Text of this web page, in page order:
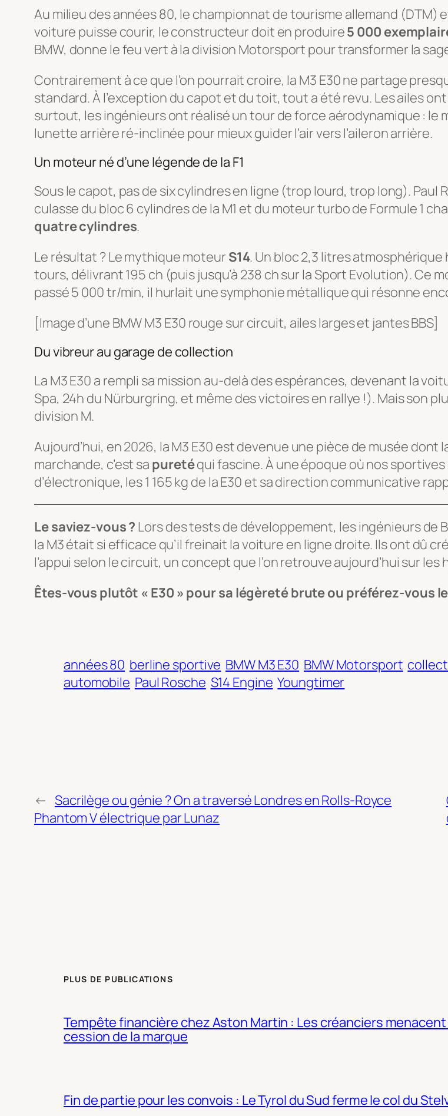
Au milieu des années 80, le championnat de tourisme allemand (DTM)
voiture puisse courir, le constructeur doit en produire5 000
BMW, donne le feu vert à la division Motorsport pour transformer la
Contrairement à ce que l’on pourrait croire, la M3 E30 ne partage
standard. À l’exception du capot et du toit, tout a été revu. Les ailes
surtout, les ingénieurs ont réalisé un tour de force aérodynamique :
lunette arrière ré-inclinée pour mieux guider l’air vers l’aileron arrière.
Un moteur né d’une légende de la F1
Sous le capot, pas de six cylindres en ligne (trop lourd, trop long). Paul
culasse du bloc 6 cylindres de la M1 et du moteur turbo de Formule 1
quatre cylindres.
Le résultat ? Le mythique moteur S14. Un bloc 2,3 litres
tours, délivrant 195 ch (puis jusqu’à 238 ch sur la Sport Evolution). Ce
passé 5 000 tr/min, il hurlait une symphonie métallique qui résonne
[Image d’une BMW M3 E30 rouge sur circuit, ailes larges et jantes BBS]
Du vibreur au garage de collection
La M3 E30 a rempli sa mission au-delà des espérances, devenant la
Spa, 24h du Nürburgring, et même des victoires en rallye !). Mais son
division M.
Aujourd’hui, en 2026, la M3 E30 est devenue une pièce de musée dont
marchande, c’est sa puretéqui fascine. À une époque où nos
d’électronique, les 1 165 kg de la E30 et sa direction communicative
Le saviez-vous ? Lors des tests de développement, les ingénieurs de
la M3 était si efficace qu’il freinait la voiture en ligne droite. Ils ont dû
l’appui selon le circuit, un concept que l’on retrouve aujourd’hui sur les
Êtes-vous plutôt « E30 » pour sa légèreté brute ou préférez-vous
années 80 berline sportive BMW M3 E30 BMW Motorsport
automobile Paul Rosche S14 Engine Youngtimer
← Sacrilège ou génie ? On a traversé Londres en Rolls-Royce
Phantom V électrique par Lunaz
PLUS DE PUBLICATIONS
Tempête financière chez Aston Martin : Les créanciers
cession de la marque
Fin de partie pour les convois : Le Tyrol du Sud ferme le col du